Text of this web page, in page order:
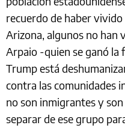
recuerdo de haber
Arizona, algunos no han
Arpaio -quien se ganó la
Trump está
contra las comunidades
no son inmigrantes y
separar de ese grupo